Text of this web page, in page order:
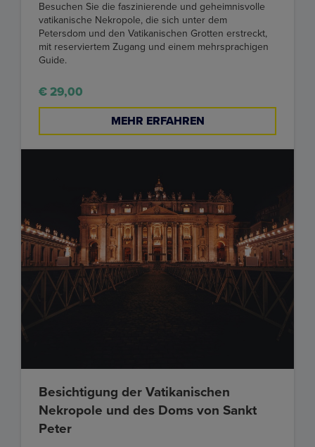
Besuchen Sie die faszinierende und geheimnisvolle
vatikanische Nekropole, die sich unter dem
Petersdom und den Vatikanischen Grotten erstreckt,
mit reserviertem Zugang und einem mehrsprachigen
Guide.
€ 29,00
MEHR ERFAHREN
Besichtigung der Vatikanischen
Nekropole und des Doms von Sankt
Peter